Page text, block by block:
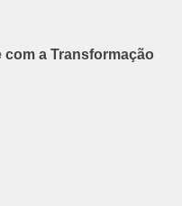
a Transformação